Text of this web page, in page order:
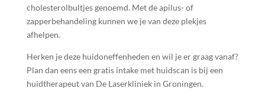
cholesterolbultjes genoemd. Met de apilus- of
zapperbehandeling kunnen we je van deze plekjes
afhelpen.
Herken je deze huidoneffenheden en wil je er graag vanaf?
Plan dan eens een gratis intake met huidscan is bij een
huidtherapeut van De Laserkliniek in Groningen.